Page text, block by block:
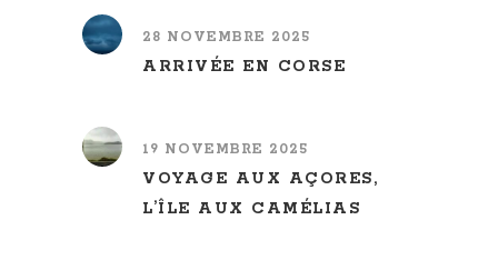
28 NOVEMBRE 2025
ARRIVÉE EN CORSE
19 NOVEMBRE 2025
VOYAGE AUX AÇORES,
L’ÎLE AUX CAMÉLIAS